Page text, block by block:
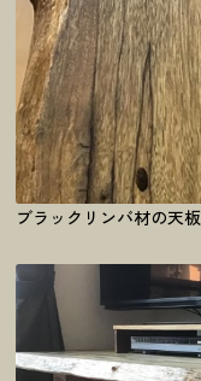
ブラックリンバ材の天